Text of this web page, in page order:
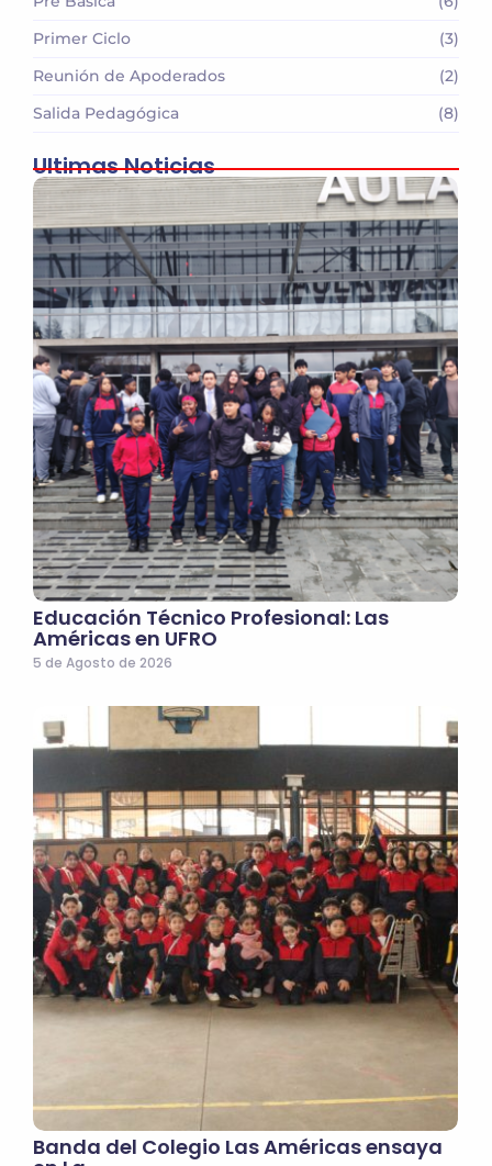
Primer Ciclo
(3)
Reunión de Apoderados
(2)
Salida Pedagógica
(8)
Ultimas Noticias
Educación Técnico Profesional: Las
Américas en UFRO
5 de Agosto de 2026
Banda del Colegio Las Américas ensaya